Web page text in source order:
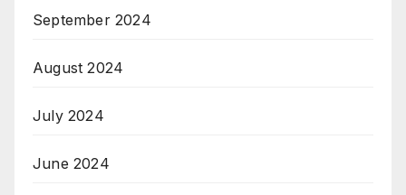
September 2024
August 2024
July 2024
June 2024